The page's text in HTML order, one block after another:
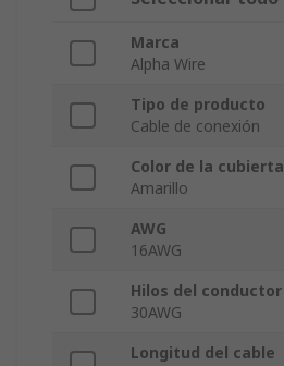
Marca
Alpha Wire
Tipo de producto
Cable de conexión
Color de la cubierta
Amarillo
AWG
16AWG
Hilos del conductor
30AWG
Longitud del cable